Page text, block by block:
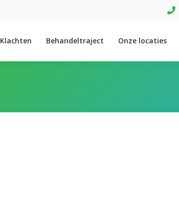
Klachten Behandeltraject Onze locaties